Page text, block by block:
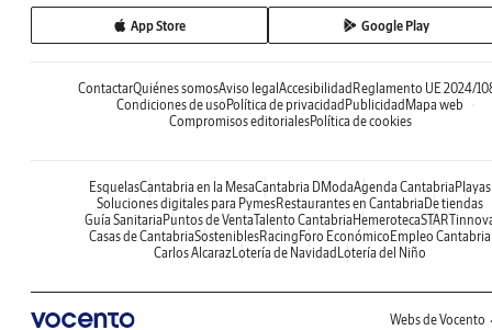
App Store Google Play
ContactarQuiénes somosAviso legal Accesibilidad Reglamento UE 2024/
Condiciones de uso Política de privacidad Publicidad Mapa web
Compromisos editorialesPolítica de cookies
EsquelasCantabria en la MesaCantabria DModaAgenda Cantabria Playas
Soluciones digitales para PymesRestaurantes en Cantabria De tiendas
Guía Sanitaria Puntos de VentaTalento Cantabria Hemeroteca
Casas de CantabriaSosteniblesRacing Foro Económico Empleo Cantabria
Carlos AlcarazLotería de Navidad Lotería del Niño
Webs de Vocento